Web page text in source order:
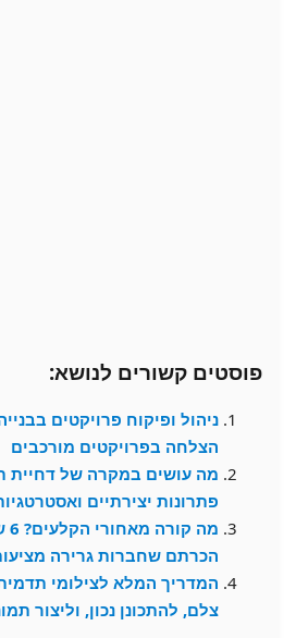
פוסטים קשורים לנושא:
ניהול ופיקוח פרויקטים
הצלחה בפרויקטים מורכבים
מה עושים במקרה של דחיית
פתרונות יצירתיים
הכרתם שחברות גרירה
המדריך המלא לצילומי
צלם, להתכונן נכון, וליצור